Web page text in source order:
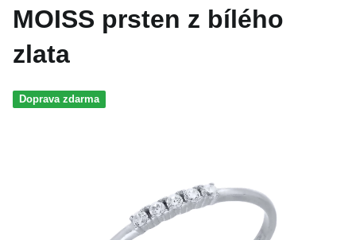
MOISS prsten z bílého
zlata
Doprava zdarma